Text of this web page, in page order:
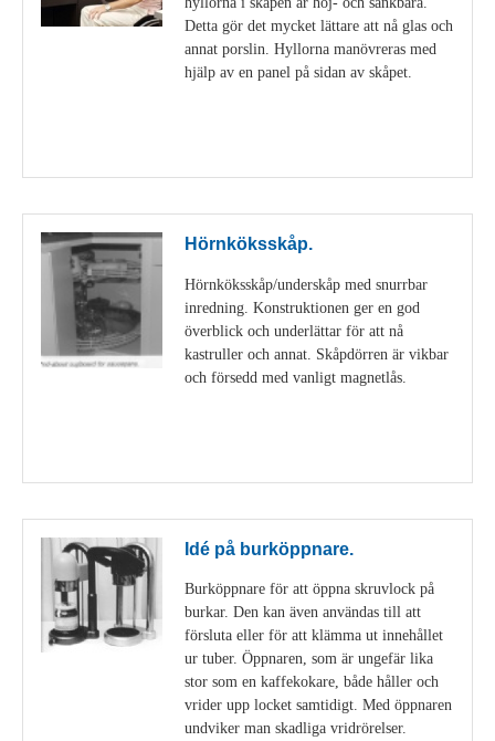
Detta gör det mycket lättare att nå glas och
annat porslin. Hyllorna manövreras med
hjälp av en panel på sidan av skåpet.
Hörnköksskåp.
Hörnköksskåp/underskåp med snurrbar
inredning. Konstruktionen ger en god
överblick och underlättar för att nå
kastruller och annat. Skåpdörren är vikbar
och försedd med vanligt magnetlås.
Idé på burköppnare.
Burköppnare för att öppna skruvlock på
burkar. Den kan även användas till att
försluta eller för att klämma ut innehållet
ur tuber. Öppnaren, som är ungefär lika
stor som en kaffekokare, både håller och
vrider upp locket samtidigt. Med öppnaren
undviker man skadliga vridrörelser.